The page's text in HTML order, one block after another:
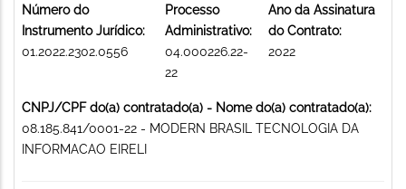
Número do
Instrumento Jurídico:
01.2022.2302.0556
Processo
Administrativo:
04.000226.22-
22
Ano da Assinatura
do Contrato:
2022
CNPJ/CPF do(a) contratado(a) - Nome do(a) contratado(a):
08.185.841/0001-22 - MODERN BRASIL TECNOLOGIA DA
INFORMACAO EIRELI